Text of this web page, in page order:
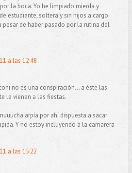
la boca. Yo he limpiado mierda y
estudiante, soltera y sin hijos a cargo.
pesar de haber pasado por la rutina del
a las 12:48
no es una conspiración... a éste las
le vienen a las fiestas.
arpía por ahí dispuesta a sacar
Y no estoy incluyendo a la camarera
a las 15:22